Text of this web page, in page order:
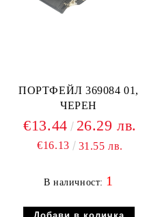
ПОРТФЕЙЛ 369084 01,
ЧЕРЕН
€13.44 26.29 лв.
€16.13 31.55 лв.
В наличност: 1